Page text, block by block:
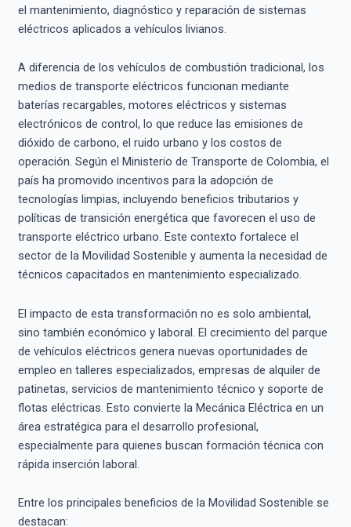
el mantenimiento, diagnóstico y reparación de sistemas
eléctricos aplicados a vehículos livianos.
A diferencia de los vehículos de combustión tradicional, los
medios de transporte eléctricos funcionan mediante
baterías recargables, motores eléctricos y sistemas
electrónicos de control, lo que reduce las emisiones de
dióxido de carbono, el ruido urbano y los costos de
operación. Según el Ministerio de Transporte de Colombia, el
país ha promovido incentivos para la adopción de
tecnologías limpias, incluyendo beneficios tributarios y
políticas de transición energética que favorecen el uso de
transporte eléctrico urbano. Este contexto fortalece el
sector de la Movilidad Sostenible y aumenta la necesidad de
técnicos capacitados en mantenimiento especializado.
El impacto de esta transformación no es solo ambiental,
sino también económico y laboral. El crecimiento del parque
de vehículos eléctricos genera nuevas oportunidades de
empleo en talleres especializados, empresas de alquiler de
patinetas, servicios de mantenimiento técnico y soporte de
flotas eléctricas. Esto convierte la Mecánica Eléctrica en un
área estratégica para el desarrollo profesional,
especialmente para quienes buscan formación técnica con
rápida inserción laboral.
Entre los principales beneficios de la Movilidad Sostenible se
destacan: